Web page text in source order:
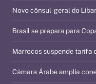
Novo cônsul-geral do
Brasil se prepara para
Marrocos suspende tarifa
Câmara Árabe amplia